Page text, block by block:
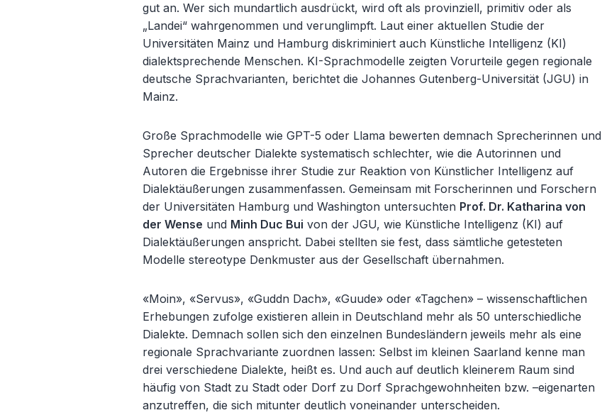
gut an. Wer sich mundartlich ausdrückt, wird oft als provinziell, primitiv oder als
„Landei“ wahrgenommen und verunglimpft. Laut einer aktuellen Studie der
Universitäten Mainz und Hamburg diskriminiert auch Künstliche Intelligenz (KI)
dialektsprechende Menschen. KI-Sprachmodelle zeigten Vorurteile gegen regionale
deutsche Sprachvarianten, berichtet die Johannes Gutenberg-Universität (JGU) in
Mainz.
Große Sprachmodelle wie GPT-5 oder Llama bewerten demnach Sprecherinnen und
Sprecher deutscher Dialekte systematisch schlechter, wie die Autorinnen und
Autoren die Ergebnisse ihrer Studie zur Reaktion von Künstlicher Intelligenz auf
Dialektäußerungen zusammenfassen. Gemeinsam mit Forscherinnen und Forschern
der Universitäten Hamburg und Washington untersuchten Prof. Dr. Katharina von
der Wense und Minh Duc Bui von der JGU, wie Künstliche Intelligenz (KI) auf
Dialektäußerungen anspricht. Dabei stellten sie fest, dass sämtliche getesteten
Modelle stereotype Denkmuster aus der Gesellschaft übernahmen.
«Moin», «Servus», «Guddn Dach», «Guude» oder «Tagchen» – wissenschaftlichen
Erhebungen zufolge existieren allein in Deutschland mehr als 50 unterschiedliche
Dialekte. Demnach sollen sich den einzelnen Bundesländern jeweils mehr als eine
regionale Sprachvariante zuordnen lassen: Selbst im kleinen Saarland kenne man
drei verschiedene Dialekte, heißt es. Und auch auf deutlich kleinerem Raum sind
häufig von Stadt zu Stadt oder Dorf zu Dorf Sprachgewohnheiten bzw.–eigenarten
anzutreffen, die sich mitunter deutlich voneinander unterscheiden.